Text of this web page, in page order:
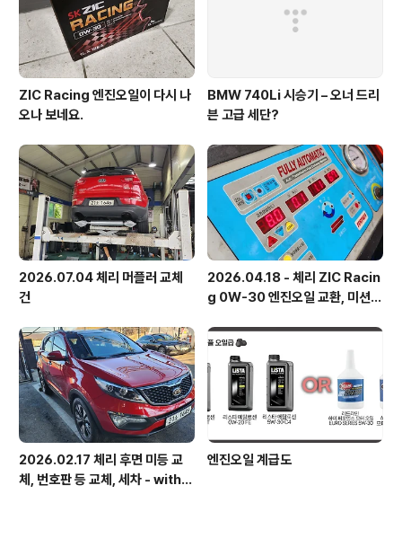
ZIC Racing 엔진오일이 다시 나
오나 보네요.
BMW 740Li 시승기 – 오너 드리
븐 고급 세단?
2026.07.04 체리 머플러 교체
건
2026.04.18 - 체리 ZIC Racin
g 0W-30 엔진오일 교환, 미션
2026.02.17 체리 후면 미등 교
체, 번호판 등 교체, 세차 - with
엔진오일 계급도